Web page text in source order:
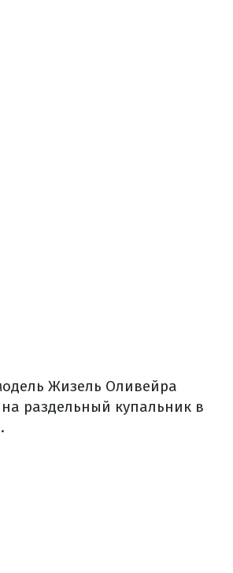
Жизель Оливейра
на раздельный купальник в